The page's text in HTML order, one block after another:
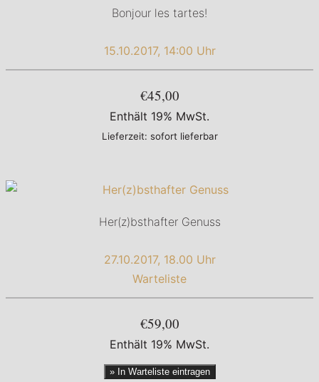
Bonjour les tartes!
15.10.2017, 14:00 Uhr
€45,00
Enthält 19% MwSt.
Lieferzeit: sofort lieferbar
Her(z)bsthafter Genuss
27.10.2017, 18.00 Uhr
Warteliste
€59,00
Enthält 19% MwSt.
» In Warteliste eintragen